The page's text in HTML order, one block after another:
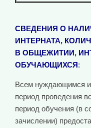
СВЕДЕНИЯ О
ИНТЕРНАТА,
В ОБЩЕЖИТИИ,
ОБУЧАЮЩИХСЯ:
Всем нуждающимся
период проведения
период обучения (в
зачислении)